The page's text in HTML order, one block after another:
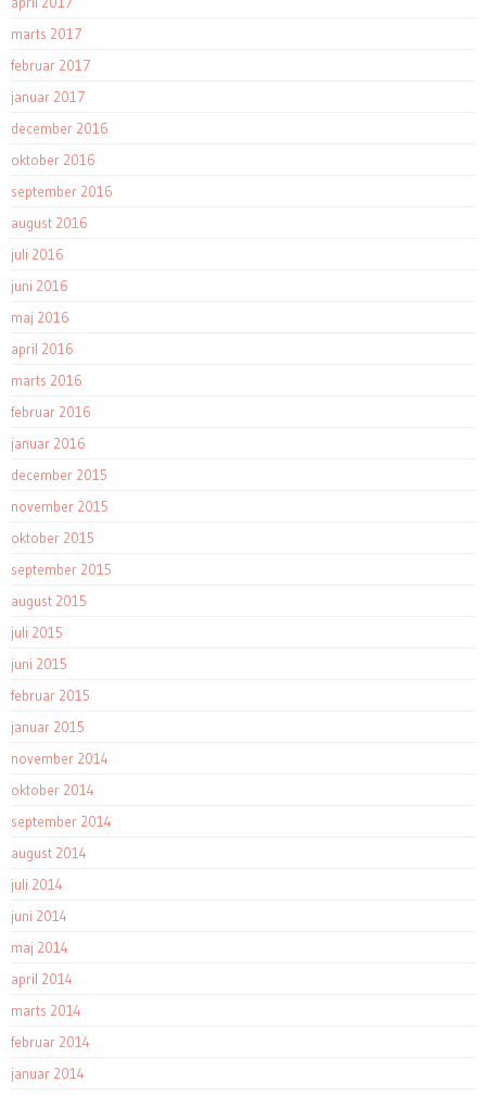
marts 2017
februar 2017
januar 2017
december 2016
oktober 2016
september 2016
august 2016
juli 2016
juni 2016
maj 2016
april 2016
marts 2016
februar 2016
januar 2016
december 2015
november 2015
oktober 2015
september 2015
august 2015
juli 2015
juni 2015
februar 2015
januar 2015
november 2014
oktober 2014
september 2014
august 2014
juli 2014
juni 2014
maj 2014
april 2014
marts 2014
februar 2014
januar 2014